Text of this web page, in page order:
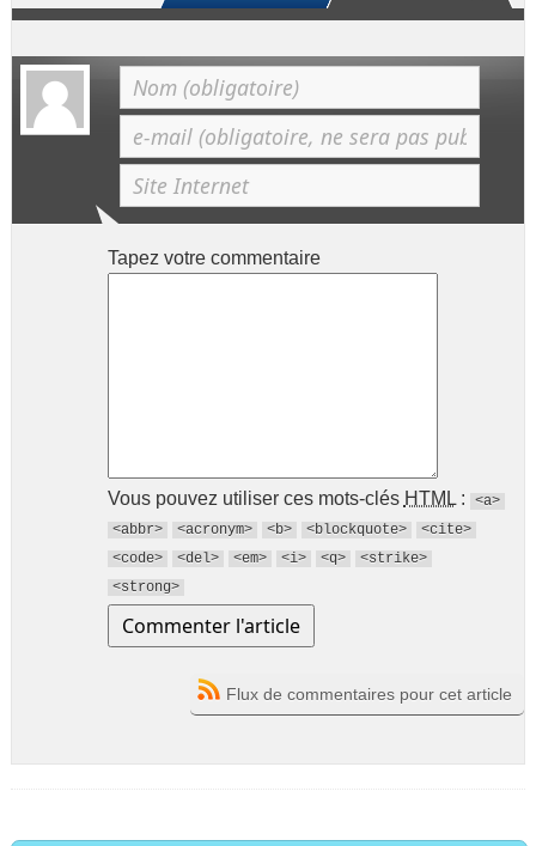
Tapez votre commentaire
Vous pouvez utiliser ces mots-clés HTML:
<a>
<abbr>
<acronym> <b> <blockquote>
<cite>
<code>
<del> <em> <i> <q>
<strike>
<strong>
Flux de commentaires pour cet article